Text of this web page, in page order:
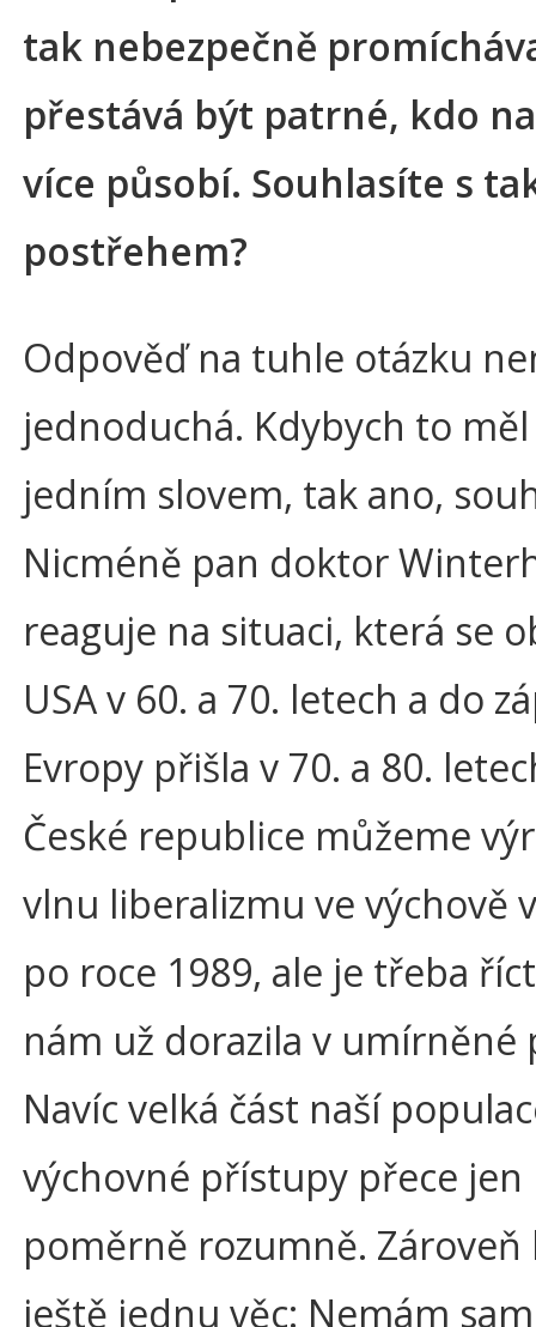
tak nebezpečně
přestává být patrné, kdo
více působí. Souhlasíte s
postřehem?
Odpověď na tuhle otázku
jednoduchá. Kdybych to
jedním slovem, tak ano,
Nicméně pan doktor
reaguje na situaci, která se
USA v 60. a 70. letech a do
Evropy přišla v 70. a 80.
České republice můžeme
vlnu liberalizmu ve výchově
po roce 1989, ale je třeba
nám už dorazila v umírněné
Navíc velká část naší
výchovné přístupy přece jen
poměrně rozumně. Zároveň
ještě jednu věc: Nemám